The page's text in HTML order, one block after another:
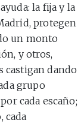
la fija y la
protegen
un monto
y otros,
castigan dando
grupo
cada escaño;
cada